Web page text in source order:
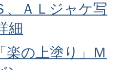
、ＡＬジャケ写
細
楽の上塗り」Ｍ